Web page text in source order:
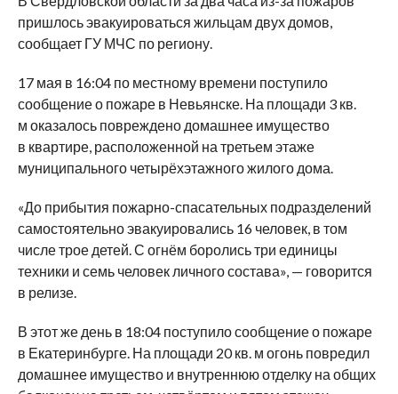
пришлось эвакуироваться жильцам двух домов,
сообщает ГУ МЧС по региону.
17 мая в 16:04 по местному времени поступило
сообщение о пожаре в Невьянске. На площади 3 кв.
м оказалось повреждено домашнее имущество
в квартире, расположенной на третьем этаже
муниципального четырёхэтажного жилого дома.
«До прибытия пожарно-спасательных подразделений
самостоятельно эвакуировались 16 человек, в том
числе трое детей. С огнём боролись три единицы
техники и семь человек личного состава», — говорится
в релизе.
В этот же день в 18:04 поступило сообщение о пожаре
в Екатеринбурге. На площади 20 кв. м огонь повредил
домашнее имущество и внутреннюю отделку на общих